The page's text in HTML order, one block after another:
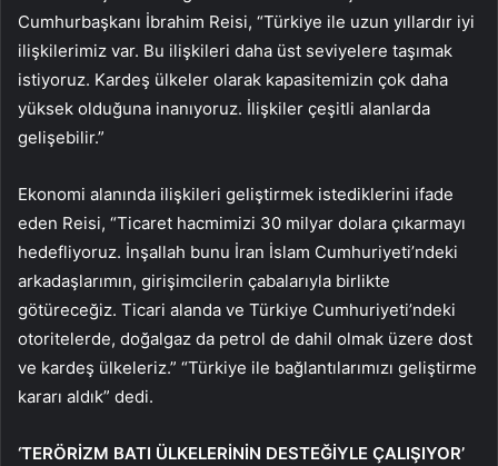
Cumhurbaşkanı İbrahim Reisi, “Türkiye ile uzun yıllardır iyi
ilişkilerimiz var. Bu ilişkileri daha üst seviyelere taşımak
istiyoruz. Kardeş ülkeler olarak kapasitemizin çok daha
yüksek olduğuna inanıyoruz. İlişkiler çeşitli alanlarda
gelişebilir.”
Ekonomi alanında ilişkileri geliştirmek istediklerini ifade
eden Reisi, “Ticaret hacmimizi 30 milyar dolara çıkarmayı
hedefliyoruz. İnşallah bunu İran İslam Cumhuriyeti’ndeki
arkadaşlarımın, girişimcilerin çabalarıyla birlikte
götüreceğiz. Ticari alanda ve Türkiye Cumhuriyeti’ndeki
otoritelerde, doğalgaz da petrol de dahil olmak üzere dost
ve kardeş ülkeleriz.” “Türkiye ile bağlantılarımızı geliştirme
kararı aldık” dedi.
‘TERÖRİZM BATI ÜLKELERİNİN DESTEĞİYLE ÇALIŞIYOR’